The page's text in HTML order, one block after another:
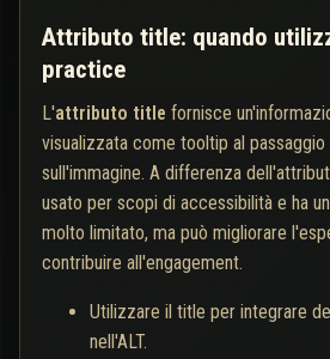
Attributo title: quando
practice
L'attributo title fornisce
visualizzata come tooltip al passaggio
sull'immagine. A differenza
usato per scopi di accessibilità e ha
molto limitato, ma può migliorare
contribuire all'engagement.
Utilizzare il title per integrare
nell'ALT.